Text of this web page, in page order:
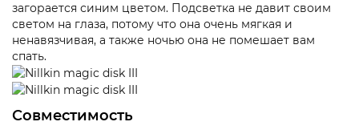
загорается синим цветом. Подсветка не давит своим
светом на глаза, потому что она очень мягкая и
ненавязчивая, а также ночью она не помешает вам
спать.
Совместимость